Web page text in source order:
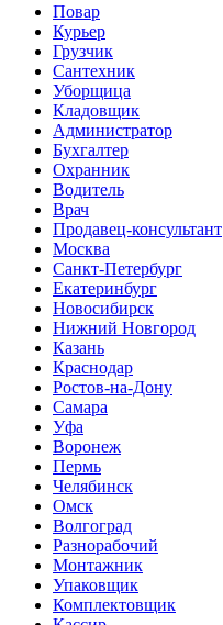
Повар
Курьер
Грузчик
Сантехник
Уборщица
Кладовщик
Администратор
Бухгалтер
Охранник
Водитель
Врач
Продавец-консультант
Москва
Санкт-Петербург
Екатеринбург
Новосибирск
Нижний Новгород
Казань
Краснодар
Ростов-на-Дону
Самара
Уфа
Воронеж
Пермь
Челябинск
Омск
Волгоград
Разнорабочий
Монтажник
Упаковщик
Комплектовщик